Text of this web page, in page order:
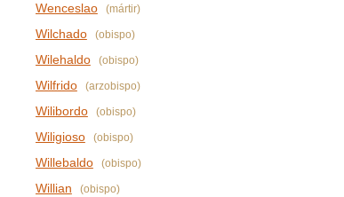
Wenceslao (mártir)
Wilchado (obispo)
Wilehaldo (obispo)
Wilfrido (arzobispo)
Wilibordo (obispo)
Wiligioso (obispo)
Willebaldo (obispo)
Willian (obispo)